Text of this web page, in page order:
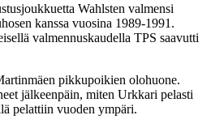
Wahlsten valmensi
kanssa vuosina 1989-1991.
valmennuskaudella TPS saavutti
pikkupoikien olohuone.
jälkeenpäin, miten Urkkari pelasti
pelattiin vuoden ympäri.